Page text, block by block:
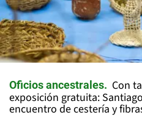
Oficios ancestrales
Con
exposición gratuita:
encuentro de cestería y